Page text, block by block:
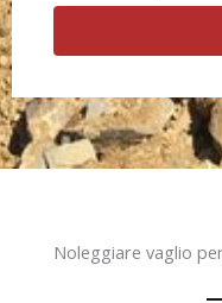
Noleggiare vaglio